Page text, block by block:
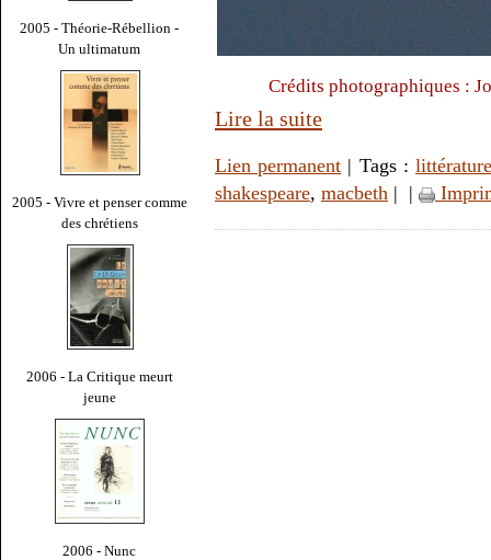
2005 - Théorie-Rébellion -
Un ultimatum
2005 - Vivre et penser comme
des chrétiens
2006 - La Critique meurt
jeune
2006 - Nunc
Crédits photographiques :
Lire la suite
Lien permanent | Tags :
shakespeare, macbeth | |